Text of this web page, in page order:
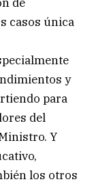
casos única
y
para
del
Y
los otros